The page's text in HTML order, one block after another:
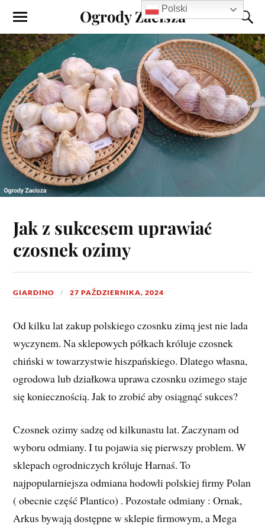
Ogrody Zacisza
Jak z sukcesem uprawiać
czosnek ozimy
GIARDINO 27 PAŹDZIERNIKA, 2024
Od kilku lat zakup polskiego czosnku zimą jest nie lada
wyczynem. Na sklepowych półkach króluje czosnek
chiński w towarzystwie hiszpańskiego. Dlatego własna,
ogrodowa lub działkowa uprawa czosnku ozimego staje
się koniecznością. Jak to zrobić aby osiągnąć sukces?
Czosnek ozimy sadzę od kilkunastu lat. Zaczynam od
wyboru odmiany. I tu pojawia się pierwszy problem. W
sklepach ogrodniczych króluje Harnaś. To
najpopularniejsza odmiana hodowli polskiej firmy Polan
( obecnie część Plantico) . Pozostałe odmiany : Ornak,
Arkus bywają dostępne w sklepie firmowym, a Mega
Polski